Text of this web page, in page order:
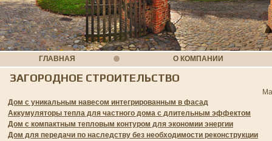
ГЛАВНАЯ О КОМПАНИИ
ЗАГОРОДНОЕ СТРОИТЕЛЬСТВО
Дом с уникальным навесом интегрированным в фасад
Аккумуляторы тепла для частного дома с длительным эффектом
Дом с компактным тепловым контуром для экономии энергии
Дом для передачи по наследству без необходимости реконструкции